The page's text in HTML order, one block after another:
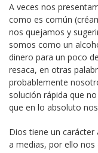
A veces nos
como es común
nos quejamos y
somos como un
dinero para un poco
resaca, en otras
probablemente
solución rápida que
que en lo absoluto
Dios tiene un carácter
a medias, por ello